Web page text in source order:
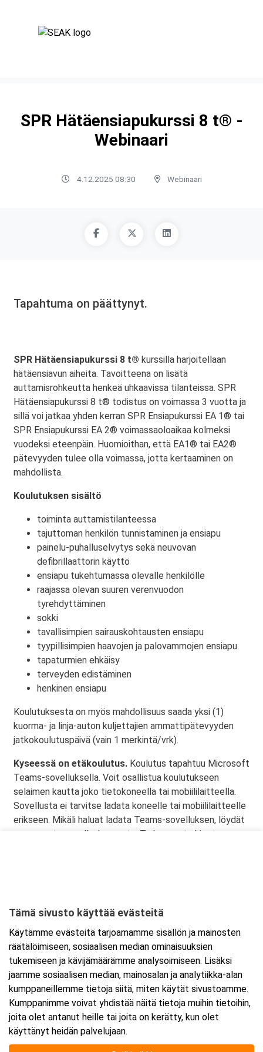
SPR Hätäensiapukurssi 8 t® -
Webinaari
4.12.2025 08:30 Webinaari
Tapahtuma on päättynyt.
SPR Hätäensiapukurssi 8 t® kurssilla harjoitellaan
hätäensiavun aiheita. Tavoitteena on lisätä
auttamisrohkeutta henkeä uhkaavissa tilanteissa. SPR
Hätäensiapukurssi 8 t® todistus on voimassa 3 vuotta ja
sillä voi jatkaa yhden kerran SPR Ensiapukurssi EA 1® tai
SPR Ensiapukurssi EA 2® voimassaoloaikaa kolmeksi
vuodeksi eteenpäin. Huomioithan, että EA1® tai EA2®
pätevyyden tulee olla voimassa, jotta kertaaminen on
mahdollista.
Koulutuksen sisältö
toiminta auttamistilanteessa
tajuttoman henkilön tunnistaminen ja ensiapu
painelu-puhalluselvytys sekä neuvovan
defibrillaattorin käyttö
ensiapu tukehtumassa olevalle henkilölle
raajassa olevan suuren verenvuodon
tyrehdyttäminen
sokki
tavallisimpien sairauskohtausten ensiapu
tyypillisimpien haavojen ja palovammojen ensiapu
tapaturmien ehkäisy
terveyden edistäminen
henkinen ensiapu
Koulutuksesta on myös mahdollisuus saada yksi (1)
kuorma- ja linja-auton kuljettajien ammattipätevyyden
jatkokoulutuspäivä (vain 1 merkintä/vrk).
Kyseessä on etäkoulutus. Koulutus tapahtuu Microsoft
Teams-sovelluksella. Voit osallistua koulutukseen
selaimen kautta joko tietokoneella tai mobiililaitteella.
Sovellusta ei tarvitse ladata koneelle tai mobiililaitteelle
erikseen. Mikäli haluat ladata Teams-sovelluksen, löydät
sen omasta sovelluskaupasta. Tarkemmat ohjeet
Ajankohta
Alkaa:4.12.2025 08:30
Päättyy:4.12.2025 15:30
Lisää tapahtuma kalenteriisi
Tämä sivusto käyttää evästeitä
Käytämme evästeitä tarjoamamme sisällön ja mainosten
räätälöimiseen, sosiaalisen median ominaisuuksien
tukemiseen ja kävijämäärämme analysoimiseen. Lisäksi
jaamme sosiaalisen median, mainosalan ja analytiikka-alan
kumppaneillemme tietoja siitä, miten käytät sivustoamme.
Kumppanimme voivat yhdistää näitä tietoja muihin tietoihin,
joita olet antanut heille tai joita on kerätty, kun olet
käyttänyt heidän palvelujaan.